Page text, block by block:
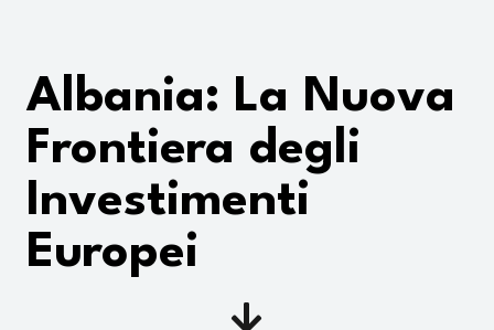
Albania: La Nuova
Frontiera degli
Investimenti
Europei